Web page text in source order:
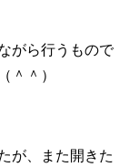
がら行うもので
＾＾）
が、また開きた